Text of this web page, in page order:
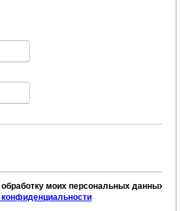
моих персональных данных, в
конфиденциальности